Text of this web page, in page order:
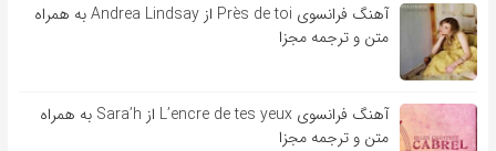
آهنگ فرانسوی Près de toi از Andrea Lindsay به همراه
متن و ترجمه مجزا
آهنگ فرانسوی L’encre de tes yeux از Sara’h به همراه
متن و ترجمه مجزا